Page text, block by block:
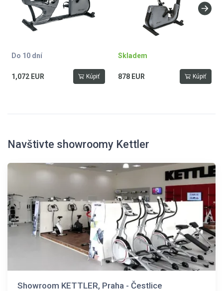
setrvačník, nosnost 160 kg
Do 10 dní
1,072 EUR Kúpiť
Skladem
878 EUR Kúpiť
Navštivte showroomy Kettler
Showroom KETTLER, Praha - Čestlice